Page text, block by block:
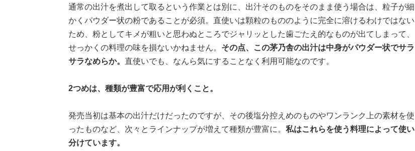
通常の出汁を煮出して取るという作業とは別に、出汁そのものをそのまま使う場合は、粒子が細
かくパウダー状の粉であることが必須。直使いは顆粒のもののように完全に溶けるわけではない
ため、粉としてキメが粗いと思わぬところでジャリッとした歯ごたえ的なものが出てしまって、
せっかくの料理の味を損ないかねません。 その点、この茅乃舎の出汁は中身がパウダー状でサラ
サラなめらか。 直使いでも、なんら気にすることなく利用可能なのです。
2つめは、種類が豊富で応用が利くこと。
発売当初は基本の出汁だけだったのですが、その後塩分控えめのものやワンランク上の素材を使
ったものなど、次々とラインナップが増えて種類が豊富に。 私はこれらを使う料理によって使い
分けています。